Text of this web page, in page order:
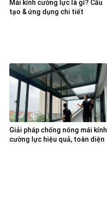
Mái kính cường lực là gì? Cấu
tạo & ứng dụng chi tiết
Giải pháp chống nóng mái kính
cường lực hiệu quả, toàn diện